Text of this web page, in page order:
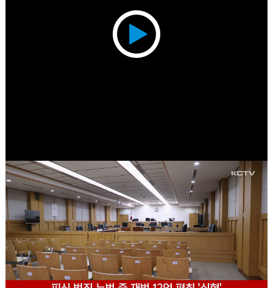
Play